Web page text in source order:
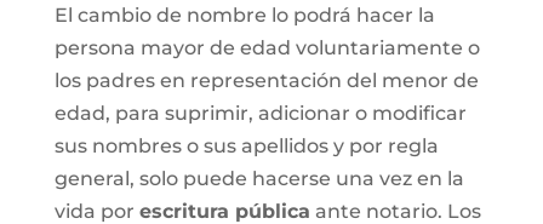
El cambio de nombre lo podrá hacer la
persona mayor de edad voluntariamente o
los padres en representación del menor de
edad, para suprimir, adicionar o modificar
sus nombres o sus apellidos y por regla
general, solo puede hacerse una vez en la
vida por escritura pública ante notario. Los